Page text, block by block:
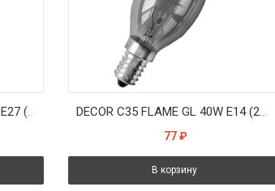
STANDART B35 CL 40W 230V E27 (свеча прозрачная d35x97) - лампа PHILIPS
77 ₽
В корзину